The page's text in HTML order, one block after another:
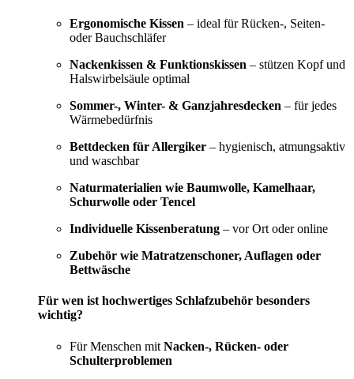
Ergonomische Kissen – ideal für Rücken-, Seiten-
oder Bauchschläfer
Nackenkissen & Funktionskissen – stützen Kopf und
Halswirbelsäule optimal
Sommer-, Winter- & Ganzjahresdecken – für jedes
Wärmebedürfnis
Bettdecken für Allergiker – hygienisch, atmungsaktiv
und waschbar
Naturmaterialien wie Baumwolle, Kamelhaar,
Schurwolle oder Tencel
Individuelle Kissenberatung – vor Ort oder online
Zubehör wie Matratzenschoner, Auflagen oder
Bettwäsche
Für wen ist hochwertiges Schlafzubehör besonders
wichtig?
Für Menschen mit Nacken-, Rücken- oder
Schulterproblemen